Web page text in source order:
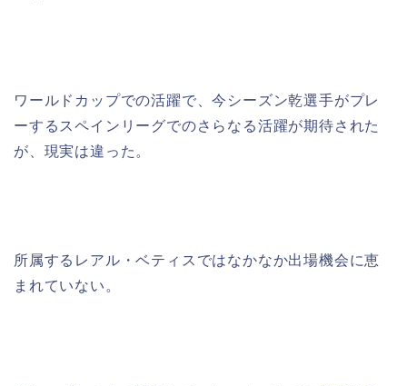
ワールドカップでの活躍で、今シーズン乾選手がプレ
ーするスペインリーグでのさらなる活躍が期待された
が、現実は違った。
所属するレアル・ベティスではなかなか出場機会に恵
まれていない。